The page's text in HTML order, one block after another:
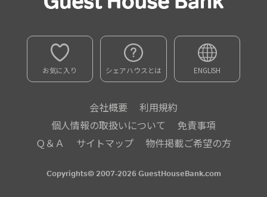
お気に入り シェアハウスとは ENGLISH
会社概要
利用規約
個人情報の取扱いについて
免責事項
Ｑ＆Ａ
サイトマップ 物件掲載ご希望の方
Copyrights© 2007-2026 GuestHouseBank.com